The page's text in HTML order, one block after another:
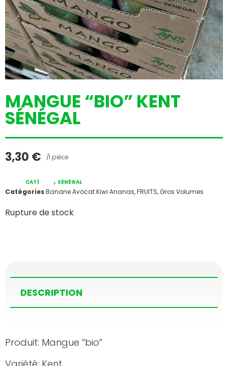
MANGUE “BIO” KENT
SÉNÉGAL
3,30 € /1 pièce
CatégoriesBanane Avocat Kiwi Ananas,FRUITS, Gros Volumes
CAT1 , SÉNÉGAL
Rupture de stock
DESCRIPTION
Produit: Mangue “bio”